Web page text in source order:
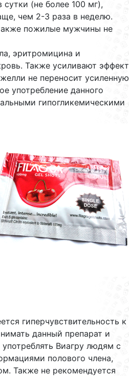
(не более 100 мг),
чем 2-3 раза в неделю.
пожилые мужчины не
эритромицина и
Также усиливают эффект
не переносит усиленную
употребление данного
гипогликемическими
гиперчувствительность к
данный препарат и
Виагру людям с
полового члена,
Также не рекомендуется